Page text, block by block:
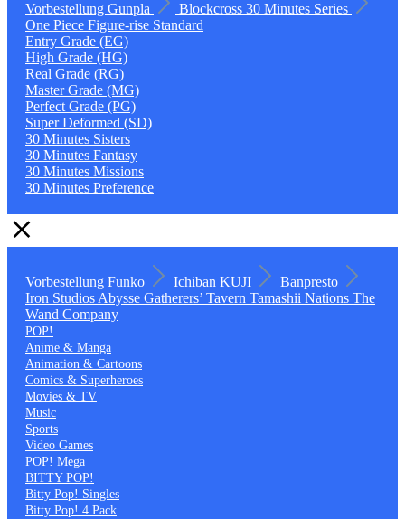
Vorbestellung Gunpla Blockcross 30 Minutes Series
One Piece Figure-rise Standard
Entry Grade (EG)
High Grade (HG)
Real Grade (RG)
Master Grade (MG)
Perfect Grade (PG)
Super Deformed (SD)
30 Minutes Sisters
30 Minutes Fantasy
30 Minutes Missions
30 Minutes Preference
Vorbestellung Funko Ichiban KUJI
Banpresto
Iron Studios Abysse Gatherers’ Tavern Tamashii Nations The
Wand Company
POP!
Anime & Manga
Animation & Cartoons
Comics & Superheroes
Movies & TV
Music
Sports
Video Games
POP! Mega
BITTY POP!
Bitty Pop! Singles
Bitty Pop! 4 Pack